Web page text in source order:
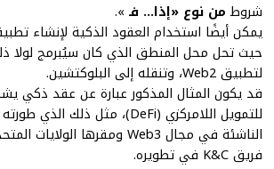
شروط من نوع «إذا... فـ».
يمكن أيضًا استخدام العقود الذكية لإنشاء
حيث تحل محل المنطق الذي كان سيُبرمج لولا
لتطبيق Web2، وتنقله إلى البلوكتشين.
قد يكون المثال المذكور عبارة عن عقد ذكي
للتمويل اللامركزي (DeFi)، مثل ذلك الذي طورته
الناشئة في مجال Web3
ومقرها الولايات
فريق K&C في تطويره
.